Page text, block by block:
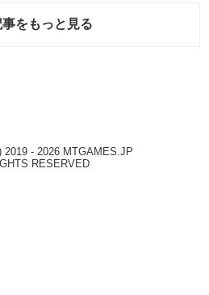
をもっと見る
2019 - 2026 MTGAMES.JP
RESERVED